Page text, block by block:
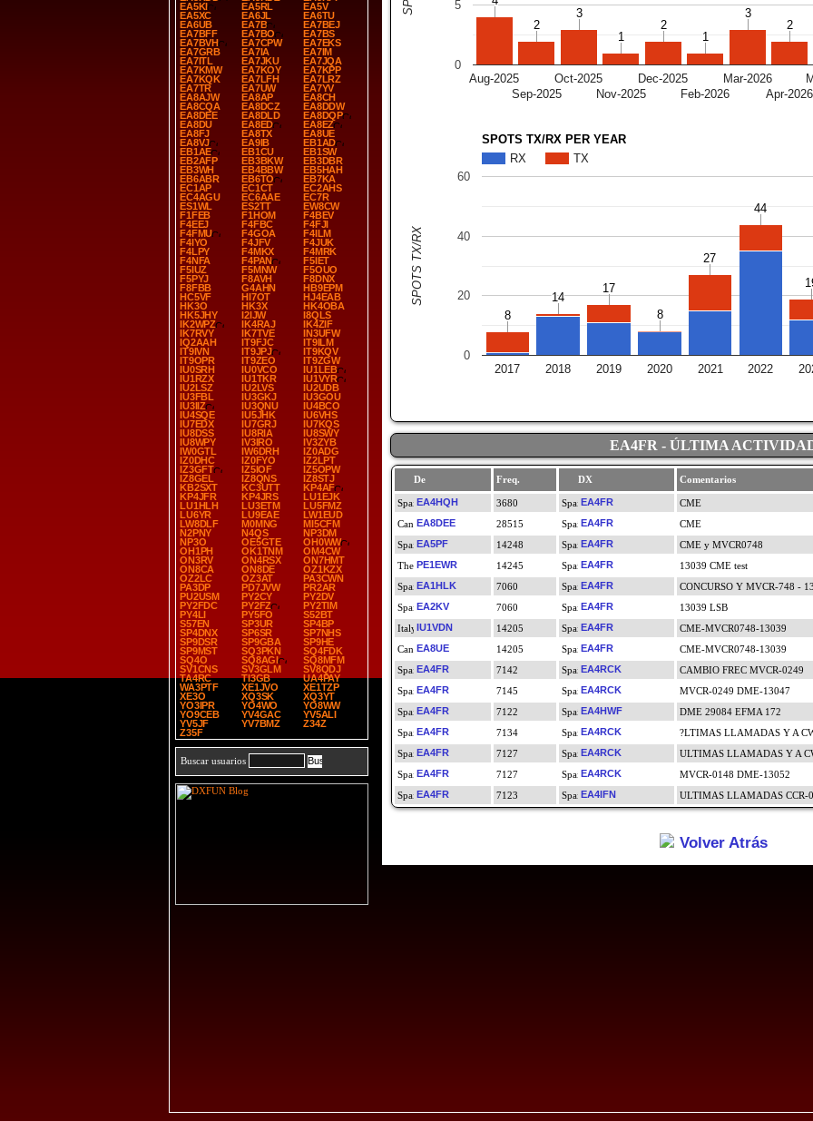
EA5KI
EA5RL
EA5V
EA5XC
EA6JL
EA6TU
EA6UB
EA7B
EA7BEJ
EA7BFF
EA7BO
EA7BS
EA7BVH
EA7CPW
EA7EKS
EA7GRB
EA7IA
EA7IM
EA7ITL
EA7JKU
EA7JQA
EA7KMW
EA7KOY
EA7KPP
EA7KQK
EA7LFH
EA7LRZ
EA7TR
EA7UW
EA7YV
EA8AJW
EA8AP
EA8CH
EA8CQA
EA8DCZ
EA8DDW
EA8DEE
EA8DLD
EA8DQP
EA8DU
EA8ED
EA8EZ
EA8FJ
EA8TX
EA8UE
EA8VJ
EA9IB
EB1AD
EB1AE
EB1CU
EB1SW
EB2AFP
EB3BKW
EB3DBR
EB3WH
EB4BBW
EB5HAH
EB6ABR
EB6TO
EB7KA
EC1AP
EC1CT
EC2AHS
EC4AGU
EC6AAE
EC7R
ES1WL
ES2TT
EW8CW
F1FEB
F1HOM
F4BEV
F4EEJ
F4FBC
F4FJI
F4FMU
F4GOA
F4ILM
F4IYO
F4JFV
F4JUK
F4LPY
F4MKX
F4MRK
F4NFA
F4PAN
F5IET
F5IUZ
F5MNW
F5OUO
F5PYJ
F8AVH
F8DNX
F8FBB
G4AHN
HB9EPM
HC5VF
HI7OT
HJ4EAB
HK3O
HK3X
HK4OBA
HK5JHY
I2IJW
I8QLS
IK2WPZ
IK4RAJ
IK4ZIF
IK7RVY
IK7TVE
IN3UFW
IQ2AAH
IT9FJC
IT9ILM
IT9IVN
IT9JPJ
IT9KQV
IT9OPR
IT9ZEO
IT9ZGW
IU0SRH
IU0VCO
IU1LEB
IU1RZX
IU1TKR
IU1VYR
IU2LSZ
IU2LVS
IU2UDB
IU3FBL
IU3GKJ
IU3GOU
IU3IIZ
IU3QNU
IU4BCO
IU4SQE
IU5JHK
IU6VHS
IU7EDX
IU7GRJ
IU7KQS
IU8DSS
IU8RIA
IU8SWY
IU8WPY
IV3IRO
IV3ZYB
IW0GTL
IW6DRH
IZ0ADG
IZ0DHC
IZ0FYO
IZ2LPT
IZ3GFT
IZ5IOF
IZ5OPW
IZ8GEL
IZ8QNS
IZ8STJ
KB2SXT
KC3UTT
KP4AF
KP4JFR
KP4JRS
LU1EJK
LU1HLH
LU3ETM
LU5FMZ
LU6YR
LU9EAE
LW1EUD
LW8DLF
M0MNG
MI5CFM
N2PNY
N4QS
NP3DM
NP3O
OE5GTE
OH0WW
OH1PH
OK1TNM
OM4CW
ON3RV
ON4RSX
ON7HMT
ON8CA
ON8DE
OZ1KZX
OZ2LC
OZ3AT
PA3CWN
PA3DP
PD7JVW
PR2AR
PU2USM
PY2CY
PY2DV
PY2FDC
PY2FZ
PY2TIM
PY4LI
PY5FO
S52BT
S57EN
SP3UR
SP4BP
SP4DNX
SP6SR
SP7NHS
SP9DSR
SP9GBA
SP9HE
SP9MST
SQ3PKN
SQ4FDK
SQ4O
SQ8AGI
SQ8MFM
SV1CNS
SV3GLM
SV8QDJ
TA4RC
TI3GB
UA4PAY
WA3PTF
XE1JVO
XE1TZP
XE3O
XQ3SK
XQ3YT
YO3IPR
YO4WO
YO8WW
YO9CEB
YV4GAC
YV5ALI
YV5JF
YV7BMZ
Z34Z
Z35F
Buscar usuarios
Aug-2025
Sep-2025
Oct-2025
Nov-2025
Dec-2025
Feb-2026
Mar-2026
Apr-2026
0
5
2
2
3
3
1
1
2
2
1
1
3
3
2
2
SPOTS TX/RX PER YEAR
RX
TX
2017 2018 2019 2020 2021 2022
0
20
40
60
8
8
14
14
17
17
8
8
27
27
44
44
SPOTS TX/RX
EA4FR - ÚLTIMA
De Freq. DX Comentarios
EA4HQH 3680 EA4FR CME
EA8DEE
28515 EA4FR CME
EA5PF
14248 EA4FR CME y MVCR0748
PE1EWR
14245 EA4FR 13039 CME test
EA1HLK
7060 EA4FR CONCURSO Y MVCR-748 -
EA2KV
7060 EA4FR 13039 LSB
IU1VDN
14205 EA4FR CME-MVCR0748-13039
EA8UE
14205 EA4FR CME-MVCR0748-13039
EA4FR
7142 EA4RCK CAMBIO FREC MVCR-0249
EA4FR
7145 EA4RCK MVCR-0249 DME-13047
EA4FR
7122 EA4HWF DME 29084 EFMA 172
EA4FR
7134 EA4RCK ?LTIMAS LLAMADAS Y A
EA4FR
7127 EA4RCK ULTIMAS LLAMADAS Y A
EA4FR
7127 EA4RCK MVCR-0148 DME-13052
EA4FR
7123 EA4IFN ULTIMAS LLAMADAS CCR-
Volver Atrás